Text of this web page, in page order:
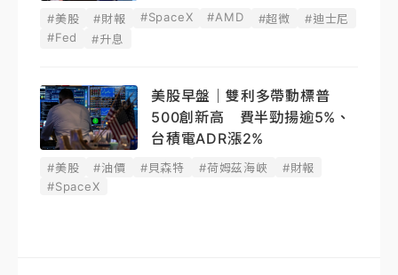
#美股 #財報 #SpaceX #AMD #超微
#迪士尼
#Fed
#升息
美股早盤｜雙利多帶動標普
500創新高 費半勁揚逾5%、
台積電ADR漲2%
#美股 #油價 #貝森特 #荷姆茲海峽
#財報
#SpaceX